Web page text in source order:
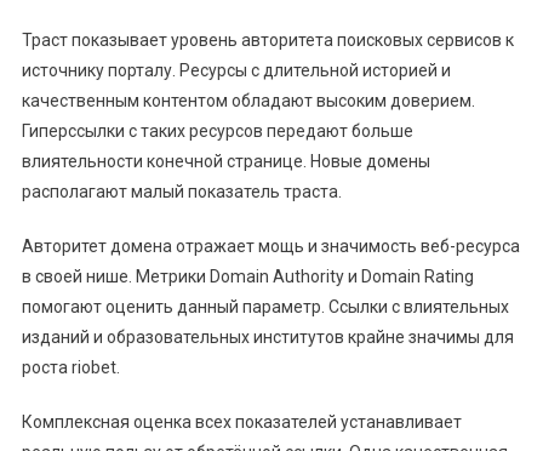
Траст показывает уровень авторитета поисковых сервисов к
источнику порталу. Ресурсы с длительной историей и
качественным контентом обладают высоким доверием.
Гиперссылки с таких ресурсов передают больше
влиятельности конечной странице. Новые домены
располагают малый показатель траста.
Авторитет домена отражает мощь и значимость веб-ресурса
в своей нише. Метрики Domain Authority и Domain Rating
помогают оценить данный параметр. Ссылки с влиятельных
изданий и образовательных институтов крайне значимы для
роста riobet.
Комплексная оценка всех показателей устанавливает